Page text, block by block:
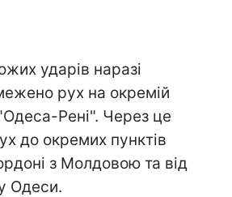
ударів наразі
рух на окремій
Рені". Через це
до окремих пунктів
з Молдовою та від
Одеси.